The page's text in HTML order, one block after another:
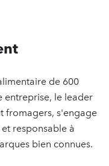
de 600
entreprise, le leader
fromagers, s'engage
responsable à
bien connues.